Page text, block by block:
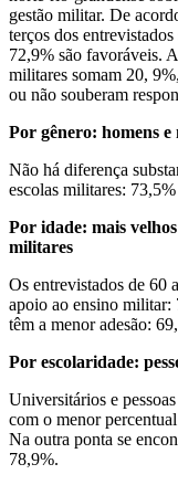
gestão militar. De
terços dos
72,9% são favoráveis.
militares somam 20,
ou não souberam
Por gênero: homens
Não há diferença
escolas militares:
Por idade: mais velhos
militares
Os entrevistados de 60
apoio ao ensino militar:
têm a menor adesão:
Por escolaridade:
Universitários e
com o menor
Na outra ponta se
78,9%.